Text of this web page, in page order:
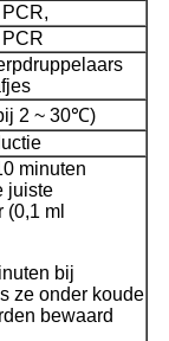
2 ~ 30℃)
minuten
juiste
(0,1 ml
bij
ze onder koude
bewaard